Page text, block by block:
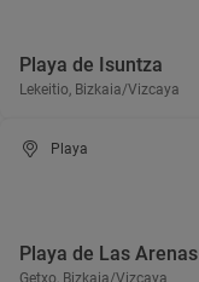
Playa de Isuntza
Lekeitio, Bizkaia/Vizcaya
Playa
Playa de Las Arenas
Getxo, Bizkaia/Vizcaya